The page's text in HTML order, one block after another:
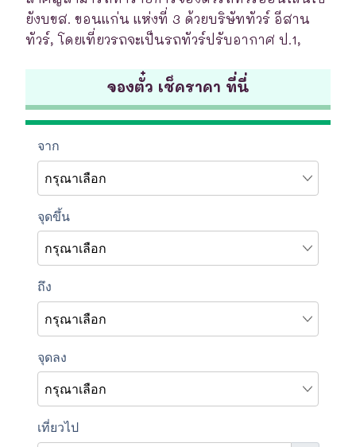
ยังบขส. ขอนแก่น แห่งที่ 3 ด้วยบริษัททัวร์ อีสาน
ทัวร์, โดยเที่ยวรถจะเป็นรถทัวร์ปรับอากาศ ป.1,
จองตั๋ว เช็คราคา ที่นี่